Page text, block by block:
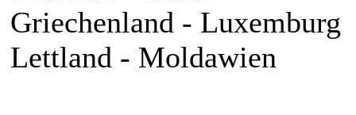
Griechenland - Luxemburg
Lettland - Moldawien